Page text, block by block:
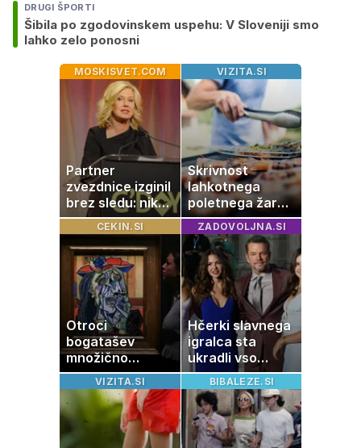
DRUGI ŠPORTI
Šibila po zgodovinskem uspehu: V Sloveniji smo
lahko zelo ponosni
MOSKISVET.COM
Partner
zvezdnice izginil
brez sledu: nikoli
ga niso našli,
nato je prišla še
ena tragedija
VIZITA.SI
Skrivnost
lahkotnega
poletnega žara,
po katerem ne
boste
potrebovali
popoldanskega
spanca
CEKIN.SI
Otroci
bogatašev
množično
prodajajo
družinske
zbirke: raje imajo
denar kot
umetnine
ZADOVOLJNA.SI
Hčerki slavnega
igralca sta
ukradli vso
pozornost
VIZITA.SI BIBALEZE.SI